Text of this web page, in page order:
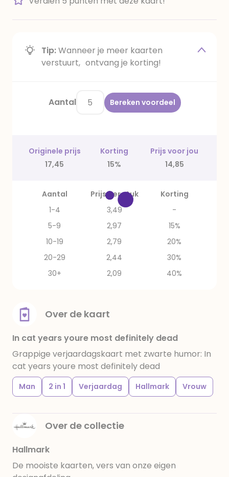
Tip:Wanneer je meer kaarten
verstuurt, ontvang je korting!
Aantal Bereken voordeel
Originele prijs Korting
Prijs voor jou
17,45
15% 14,85
Aantal Prijs per stuk
Korting
1-4
3,49
-
5-9
2,97
15%
10-19
2,79
20%
20-29
2,44
30%
30+
2,09 40%
Over de kaart
In cat years youre most definitely dead
Grappige verjaardagskaart met zwarte humor: In
cat years youre most definitely dead
Man 2 in 1 Verjaardag Hallmark Vrouw
Over de collectie
Hallmark
De mooiste kaarten, vers van onze eigen